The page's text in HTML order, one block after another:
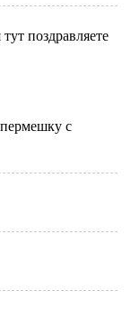
поздравляете
с